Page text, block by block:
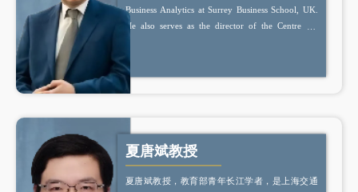
Business Analytics at Surrey Business School, UK.
He also serves as the director of the Centre for
efforts in various fields, including performance
measurement and management, efficiency and
夏唐斌教授
夏唐斌教授，教育部青年长江学者，是上海交通